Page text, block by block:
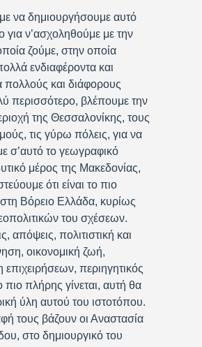
να δημιουργήσουμε αυτό
για ν’ασχοληθούμε με την
ζούμε, στην οποία
ενδιαφέροντα και
πολλούς και διάφορους
περισσότερο, βλέπουμε την
της Θεσσαλονίκης, τους
τις γύρω πόλεις, για να
σ’αυτό το γεωγραφικό
μέρος της Μακεδονίας,
ότι είναι το πιο
Βόρειο Ελλάδα, κυρίως
του σχέσεων.
απόψεις, πολιτιστική και
οικονομική ζωή,
περιηγητικός
πλήρης γίνεται, αυτή θα
ύλη αυτού του ιστοτόπου.
τους βάζουν οι Αναστασία
στο δημιουργικό του